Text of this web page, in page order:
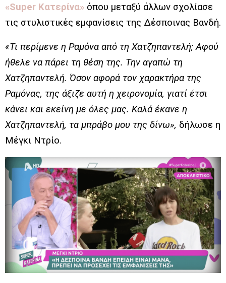
«Super Κατερίνα» όπου μεταξύ άλλων σχολίασε
τις στυλιστικές εμφανίσεις της Δέσποινας Βανδή.
«Τι περίμενε η Ραμόνα από τη Χατζηπαντελή; Αφού
ήθελε να πάρει τη θέση της. Την αγαπώ τη
Χατζηπαντελή. Όσον αφορά τον χαρακτήρα της
Ραμόνας, της άξιζε αυτή η χειρονομία, γιατί έτσι
κάνει και εκείνη με όλες μας. Καλά έκανε η
Χατζηπαντελή, τα μπράβο μου της δίνω», δήλωσε η
Μέγκι Ντρίο.